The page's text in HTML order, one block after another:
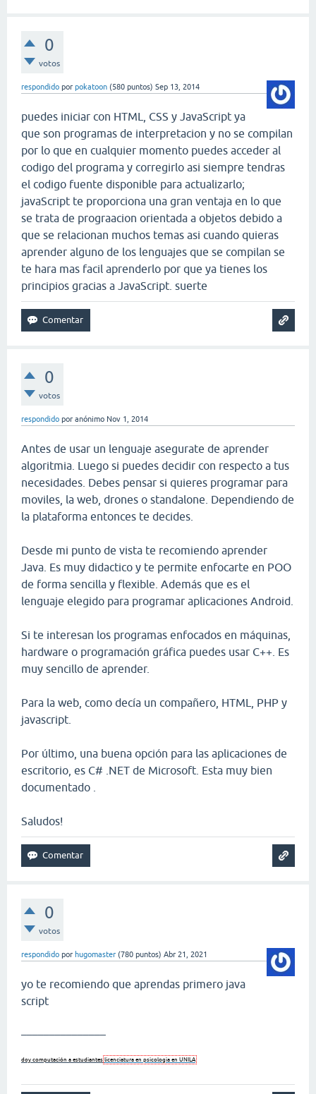
0
votos
respondido por pokatoon (580 puntos) Sep 13, 2014
puedes iniciar con HTML, CSS y JavaScript ya
que son programas de interpretacion y no se compilan
por lo que en cualquier momento puedes acceder al
codigo del programa y corregirlo asi siempre tendras
el codigo fuente disponible para actualizarlo;
javaScript te proporciona una gran ventaja en lo que
se trata de prograacion orientada a objetos debido a
que se relacionan muchos temas asi cuando quieras
aprender alguno de los lenguajes que se compilan se
te hara mas facil aprenderlo por que ya tienes los
principios gracias a JavaScript. suerte
0
votos
respondido por anónimo Nov 1, 2014
Antes de usar un lenguaje asegurate de aprender
algoritmia. Luego si puedes decidir con respecto a tus
necesidades. Debes pensar si quieres programar para
moviles, la web, drones o standalone. Dependiendo de
la plataforma entonces te decides.
Desde mi punto de vista te recomiendo aprender
Java. Es muy didactico y te permite enfocarte en POO
de forma sencilla y flexible. Además que es el
lenguaje elegido para programar aplicaciones Android.
Si te interesan los programas enfocados en máquinas,
hardware o programación gráfica puedes usar C++. Es
muy sencillo de aprender.
Para la web, como decía un compañero, HTML, PHP y
javascript.
Por último, una buena opción para las aplicaciones de
escritorio, es C# .NET de Microsoft. Esta muy bien
documentado .
Saludos!
0
votos
respondido por hugomaster (780 puntos) Abr 21, 2021
yo te recomiendo que aprendas primero java
script
doy computación a estudianteslicenciatura en psicologia en UNILA